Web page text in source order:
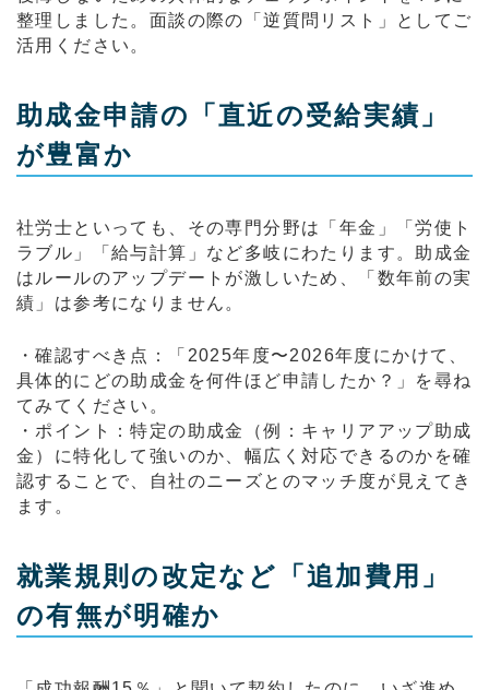
整理しました。面談の際の「逆質問リスト」としてご
活用ください。
助成金申請の「直近の受給実績」
が豊富か
社労士といっても、その専門分野は「年金」「労使ト
ラブル」「給与計算」など多岐にわたります。助成金
はルールのアップデートが激しいため、「数年前の実
績」は参考になりません。
・確認すべき点：「2025年度〜2026年度にかけて、
具体的にどの助成金を何件ほど申請したか？」を尋ね
てみてください。
・ポイント：特定の助成金（例：キャリアアップ助成
金）に特化して強いのか、幅広く対応できるのかを確
認することで、自社のニーズとのマッチ度が見えてき
ます。
就業規則の改定など「追加費用」
の有無が明確か